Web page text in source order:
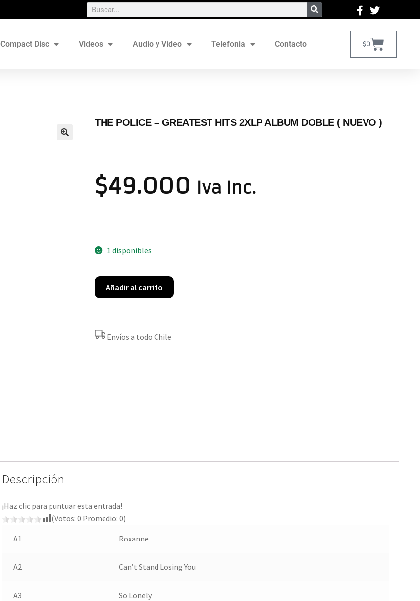
Compact Disc Videos Audio y Video Telefonia Contacto $0
THE POLICE – GREATEST HITS 2XLP ALBUM DOBLE ( NUEVO )
$49.000 Iva Inc.
1 disponibles
Añadir al carrito
Envíos a todo Chile
Descripción
¡Haz clic para puntuar esta entrada!
(Votos:0 Promedio:0)
A1 Roxanne
A2 Can’t Stand Losing You
A3 So Lonely